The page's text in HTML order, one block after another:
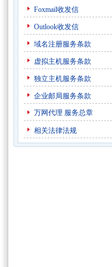
Foxmail收发信
Outlook收发信
域名注册服务条款
虚拟主机服务条款
独立主机服务条款
企业邮局服务条款
万网代理 服务总章
相关法律法规